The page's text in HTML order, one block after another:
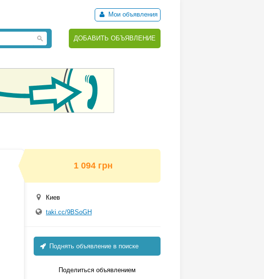
Мои объявления
ДОБАВИТЬ ОБЪЯВЛЕНИЕ
1 094 грн
Киев
taki.cc/9BSoGH
Поднять объявление в поиске
Поделиться объявлением